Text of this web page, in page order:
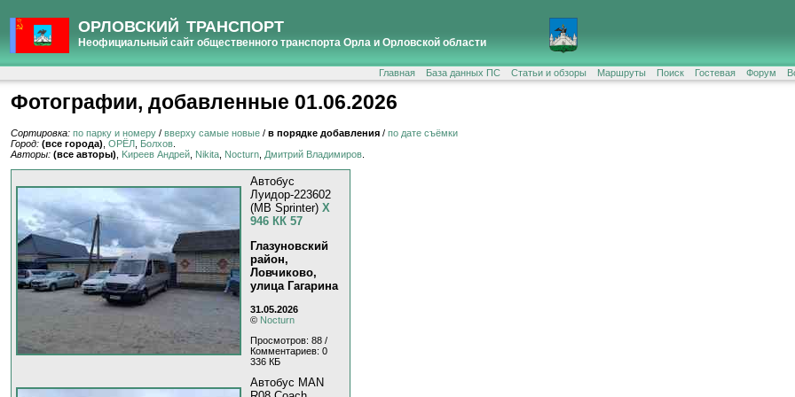
ОРЛОВСКИЙ ТРАНСПОРТ
Неофициальный сайт общественного транспорта Орла и Орловской области
Главная База данных ПС Статьи и обзоры Маршруты Поиск Гостевая Форум
Фотографии, добавленные 01.06.2026
Сортировка: по парку и номеру / вверху самые новые / в порядке добавления / по дате съёмки
Город: (все города) ОРЁЛ Болхов
Авторы: (все авторы) Kиpeeв Aндpeй Nikita Nocturn Дмитрий Владимиров
Автобус
Луидор-223602
(MB Sprinter) Х
946 КК 57
Глазуновский
район,
Ловчиково,
улица Гагарина
31.05.2026
© Nocturn
Просмотров: 88 /
Комментариев: 0
336 КБ
Автобус MAN